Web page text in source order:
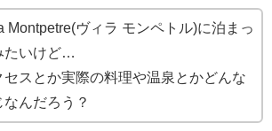
Montpetre(ヴィラ モンペトル)に泊まっ
たいけど…
セスとか実際の料理や温泉とかどんな
なんだろう？